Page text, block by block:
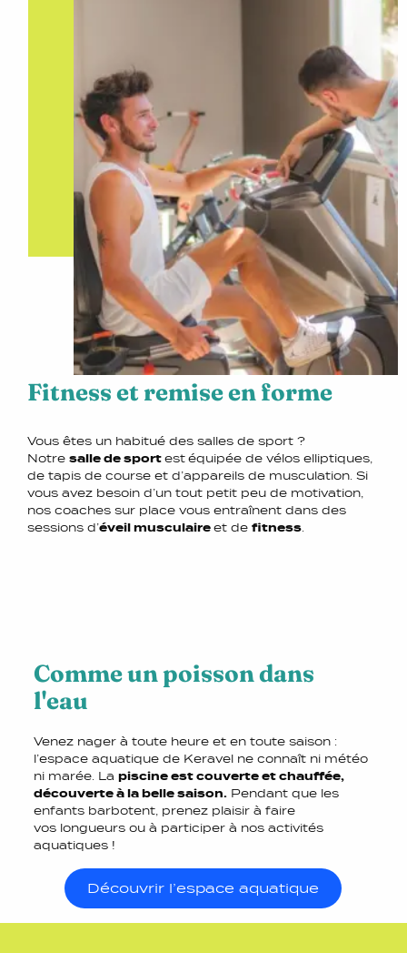
Fitness et remise en forme
Vous êtes un habitué des salles de sport ?
Notre salle de sport est équipée de vélos elliptiques,
de tapis de course et d’appareils de musculation. Si
vous avez besoin d’un tout petit peu de motivation,
nos coaches sur place vous entraînent dans des
sessions d’éveil musculaire et de fitness
Comme un poisson dans
l'eau
Venez nager à toute heure et en toute saison :
l’espace aquatique de Keravel ne connaît ni météo
ni marée. Lapiscine est couverte et chauffée,
découverte à la belle saison. Pendant que les
enfants barbotent, prenez plaisir à faire
vos longueurs ou à participer à nos activités
aquatiques !
Découvrir l’espace aquatique